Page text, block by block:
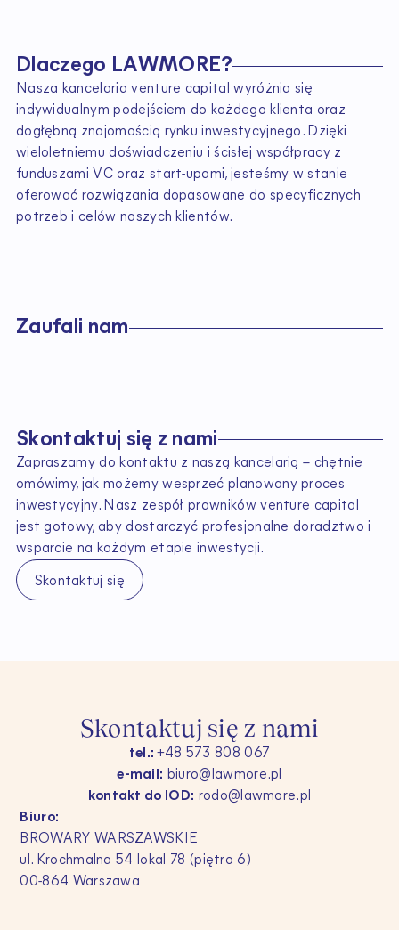
Dlaczego LAWMORE?
Nasza kancelaria venture capital wyróżnia się
indywidualnym podejściem do każdego klienta oraz
dogłębną znajomością rynku inwestycyjnego. Dzięki
wieloletniemu doświadczeniu i ścisłej współpracy z
funduszami VC oraz start-upami, jesteśmy w stanie
oferować rozwiązania dopasowane do specyficznych
potrzeb i celów naszych klientów.
Zaufa i nam
Skontaktuj się z nami
Zapraszamy do kontaktu z naszą kancelarią – chętnie
omówimy, jak możemy wesprzeć planowany proces
inwestycyjny. Nasz zespół prawników venture capital
jest gotowy, aby dostarczyć profesjonalne doradztwo i
wsparcie na każdym etapie inwestycji.
Skontaktuj się
Skontaktuj się z nami
tel.: +48 573 808 067
e-mail: biuro@lawmore.pl
kontakt do IOD: rodo@lawmore.pl
Biuro:
BROWARY WARSZAWSKIE
ul. Krochmalna 54 lokal 78 (piętro 6)
00-864 Warszawa